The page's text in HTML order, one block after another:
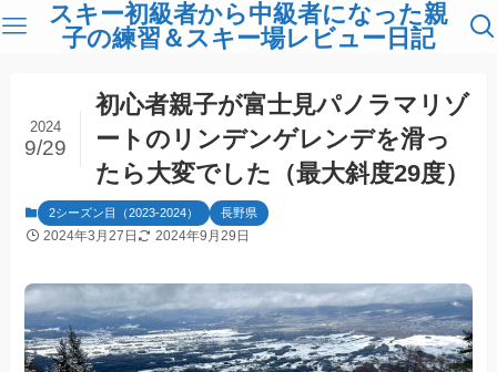
スキー初級者から中級者になった親
子の練習＆スキー場レビュー日記
初心者親子が富士見パノラマリゾ
ートのリンデンゲレンデを滑っ
たら大変でした（最大斜度29度）
2024
9/29
2シーズン目（2023-2024） 長野県
2024年3月27日 2024年9月29日